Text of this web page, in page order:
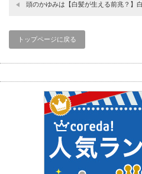
頭のかゆみは【白髪が生える前兆？】
トップページに戻る